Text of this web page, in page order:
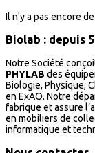
Il n'y a pas encore
Biolab : depuis
Notre Société
PHYLAB des
Biologie, Physique,
en ExAO. Notre
fabrique et assure
en mobiliers de
informatique et